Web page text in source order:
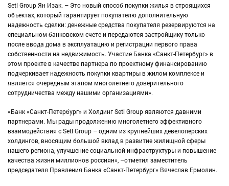
Setl Group Ян Изак. – Это новый способ покупки жилья в строящихся
объектах, который гарантирует покупателю дополнительную
надежность сделки: денежные средства покупателя резервируются на
специальном банковском счете и передаются застройщику только
после ввода дома в эксплуатацию и регистрации первого права
собственности на недвижимость. Участие Банка «Санкт-Петербург» в
этом проекте в качестве партнера по проектному финансированию
подчеркивает надежность покупки квартиры в жилом комплексе и
является очередным этапом многолетнего доверительного
сотрудничества между нашими организациями».
«Банк «Санкт-Петербург» и Холдинг Setl Group являются давними
партнерами. Мы рады продолжению многолетнего эффективного
взаимодействия с Setl Group – одним из крупнейших девелоперских
холдингов, вносящим большой вклад в развитие жилищной сферы
нашего региона, улучшение социальной инфраструктуры и повышение
качества жизни миллионов россиян», –отметил заместитель
председателя Правления Банка «Санкт-Петербург» Вячеслав Ермолин.